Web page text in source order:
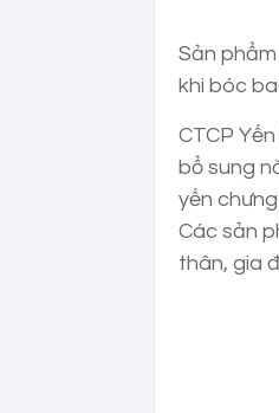
Sản
khi bóc
CTCP
bổ sung
yến
Các sản
thân, gia